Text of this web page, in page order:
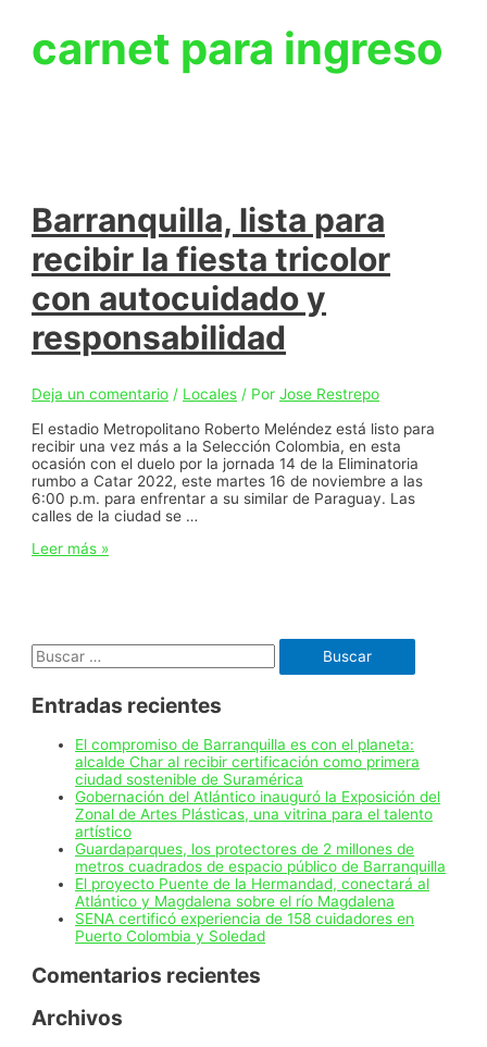
carnet para ingreso
Barranquilla, lista para
recibir la fiesta tricolor
con autocuidado y
responsabilidad
Deja un comentario / Locales / PorJose Restrepo
El estadio Metropolitano Roberto Meléndez está listo para
recibir una vez más a la Selección Colombia, en esta
ocasión con el duelo por la jornada 14 de la Eliminatoria
rumbo a Catar 2022, este martes 16 de noviembre a las
6:00 p.m. para enfrentar a su similar de Paraguay. Las
calles de la ciudad se …
Barranquilla,
tricolor
con
y
Leer más »
Buscar:
Entradas recientes
El compromiso de Barranquilla es con el planeta:
alcalde Char al recibir certificación como primera
ciudad sostenible de Suramérica
Gobernación del Atlántico inauguró la Exposición del
Zonal de Artes Plásticas, una vitrina para el talento
artístico
Guardaparques, los protectores de 2 millones de
metros cuadrados de espacio público de Barranquilla
El proyecto Puente de la Hermandad, conectará al
Atlántico y Magdalena sobre el río Magdalena
SENA certificó experiencia de 158 cuidadores en
Puerto Colombia y Soledad
Comentarios recientes
Archivos